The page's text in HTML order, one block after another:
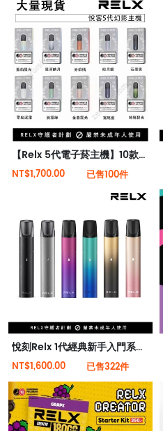
【Relx 5代電子菸主機】10款顏色 大量現貨 悅刻5代幻影霧化器單桿 電量顯示
NT$1,700.00 已售100件
悅刻Relx 1代經典新手入門系列 6色可選 傻瓜式操作
NT$1,600.00 已售322件